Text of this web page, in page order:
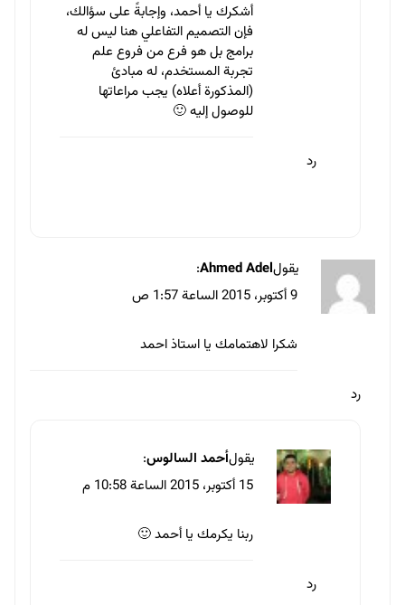
أشكرك يا أحمد، وإجابةً على سؤالك،
فإن التصميم التفاعلي هنا ليس له
برامج بل هو فرع من فروع علم
تجربة المستخدم، له مبادئ
(المذكورة أعلاه) يجب مراعاتها
للوصول إليه 🙂
رد
يقولAhmed Adel
:
9 أكتوبر، 2015 الساعة 1:57 ص
شكرا لاهتمامك يا استاذ احمد
رد
يقولأحمد السالوس:
15 أكتوبر، 2015 الساعة 10:58 م
ربنا يكرمك يا أحمد 🙂
رد